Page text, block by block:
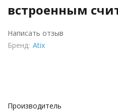
встроенным
Написать отзыв
Бренд: Atix
Производитель